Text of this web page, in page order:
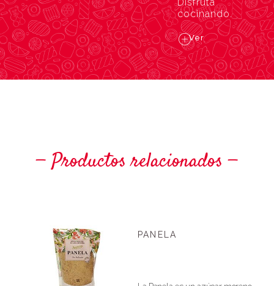
cocinando.
Ver
Productos relacionados
PANELA